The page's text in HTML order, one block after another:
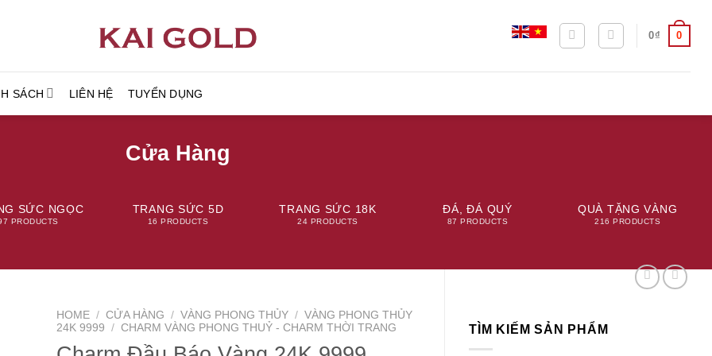
0₫ 0
SÁCH LIÊN HỆ TUYỂN DỤNG
Cửa Hàng
SỨC NGỌC
PRODUCTS
TRANG SỨC 5D
16 PRODUCTS
TRANG SỨC 18K
24 PRODUCTS
ĐÁ, ĐÁ QUÝ
87 PRODUCTS
QUÀ TẶNG VÀNG
216 PRODUCTS
TÌM KIẾM SẢN PHẨM
HOME / CỬA HÀNG / VÀNG PHONG THỦY / VÀNG PHONG THỦY
24K 9999 / CHARM VÀNG PHONG THUỶ - CHARM THỜI TRANG